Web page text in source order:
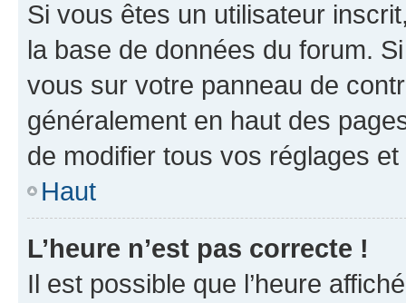
Si vous êtes un utilisateur
la base de données du forum.
vous sur votre panneau de
généralement en haut des
de modifier tous vos réglages
Haut
L’heure n’est pas correcte !
Il est possible que l’heure